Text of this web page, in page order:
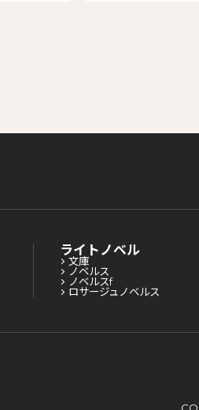
ライトノベル
文庫
ノベルス
ノベルスf
ロサージュノベルス